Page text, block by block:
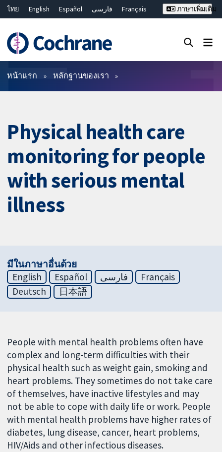
ไทย English Español فارسی
Français
Bahasa Malaysia
繁體中文 简体中文
ภาษาเพิ่มเติม
ตัวกรอง
หน้าแรก หลักฐานของเรา
Physical health care
monitoring for people
with serious mental
illness
มีในภาษาอื่นด้วย
English
Español فارسی
Français
Deutsch
日本語
People with mental health problems often have
complex and long-term difficulties with their
physical health such as weight gain, smoking and
heart problems. They sometimes do not take care
of themselves, have inactive lifestyles and may
not be able to cope with daily life or work. People
with mental health problems have higher rates of
diabetes, lung disease, cancer, heart problems,
HIV/Aids and other infectious diseases.